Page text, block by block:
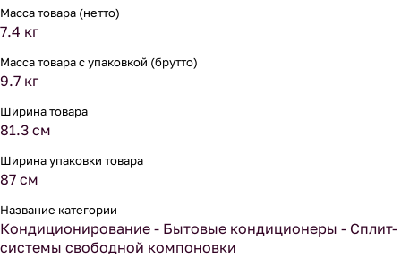
Масса товара (нетто)
7.4 кг
Масса товара с упаковкой (брутто)
9.7 кг
Ширина товара
81.3 см
Ширина упаковки товара
87 см
Название категории
Кондиционирование - Бытовые кондиционеры - Сплит-
системы свободной компоновки